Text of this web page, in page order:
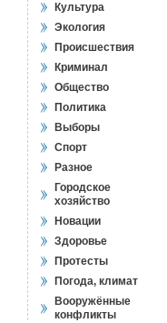
Культура
Экология
Происшествия
Криминал
Общество
Политика
Выборы
Спорт
Разное
Городское
хозяйство
Новации
Здоровье
Протесты
Погода, климат
Вооружённые
конфликты